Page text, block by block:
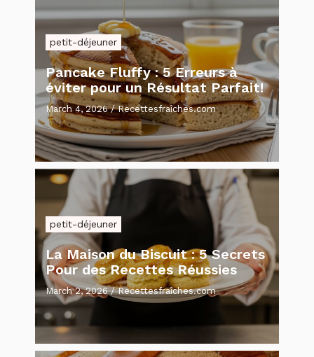
petit-déjeuner
Pancake Fluffy : 5 Erreurs à
éviter pour un Résultat Parfait!
March 4, 2026/Recettesfraîches.com
petit-déjeuner
La Maison du Biscuit : 5 Secrets
Pour des Recettes Réussies
March 2, 2026/Recettesfraîches.com